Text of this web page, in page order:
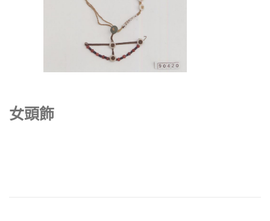
女頭飾